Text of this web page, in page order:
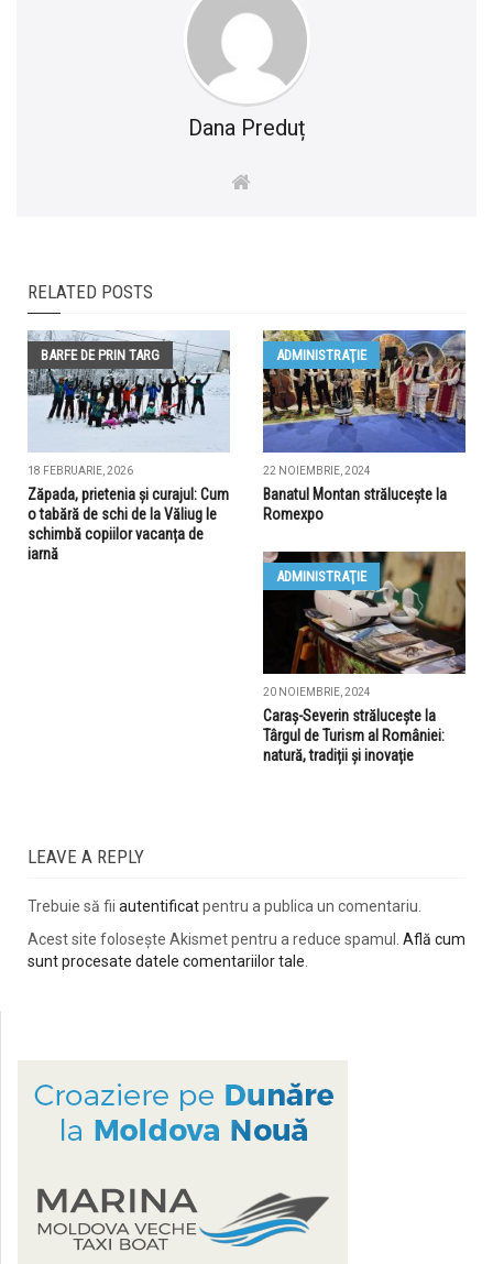
Dana Preduț
RELATED POSTS
BARFE DE PRIN TARG
18 FEBRUARIE, 2026
Zăpada, prietenia și curajul: Cum
o tabără de schi de la Văliug le
schimbă copiilor vacanța de
iarnă
ADMINISTRAŢIE
22 NOIEMBRIE, 2024
Banatul Montan strălucește la
Romexpo
ADMINISTRAŢIE
20 NOIEMBRIE, 2024
Caraș-Severin strălucește la
Târgul de Turism al României:
natură, tradiții și inovație
LEAVE A REPLY
Trebuie să fii autentificatpentru a publica un comentariu.
Acest site folosește Akismet pentru a reduce spamul. Află cum
sunt procesate datele comentariilor tale.